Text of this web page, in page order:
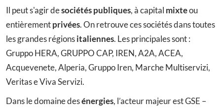
Il peut s'agir desociétés publiques, à capital mixteou
entièrementprivées. On retrouve ces sociétés dans toutes
les grandes régionsitaliennes. Les principales sont :
Gruppo HERA, GRUPPO CAP, IREN, A2A, ACEA,
Acquevenete, Alperia, Gruppo Iren, Marche Multiservizi,
Veritas e Viva Servizi.
Dans le domaine desénergies, l’acteur majeur est GSE –